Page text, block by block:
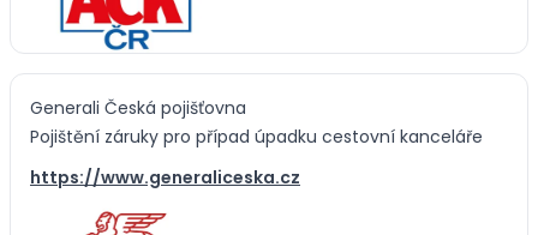
Generali Česká pojišťovna
Pojištění záruky pro případ úpadku cestovní kanceláře
https://www.generaliceska.cz